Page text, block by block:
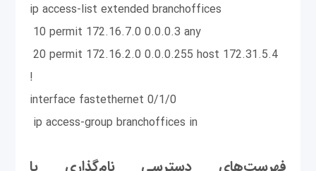
ip access-list extended branchoffices
10 permit 172.16.7.0 0.0.0.3 any
20 permit 172.16.2.0 0.0.0.255 host 172.31.5.4
!
interface fastethernet 0/1/0
ip access-group branchoffices in